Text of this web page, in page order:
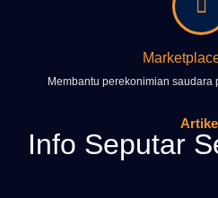
Membantu perekonimian saudara
Info Seputar